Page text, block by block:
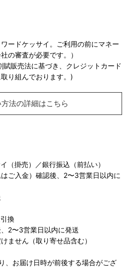
ードケッサイ。ご利用の前にマネー
の審査が必要です。）
賦販売法に基づき、クレジットカード
り組んでおります。)
法の詳細はこちら
（掛売）／銀行振込（前払い）
ご入金）確認後、2〜3営業日以内に
換
2〜3営業日以内に発送
ません（取り寄せ品含む）
、お届け日時が前後する場合がござ